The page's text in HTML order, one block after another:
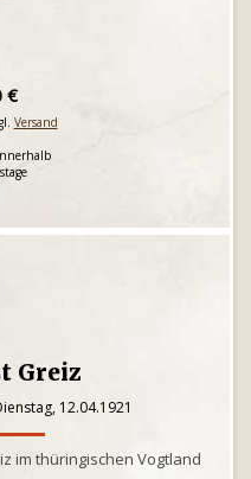
€
Versand
Greiz
12.04.1921
im thüringischen Vogtland